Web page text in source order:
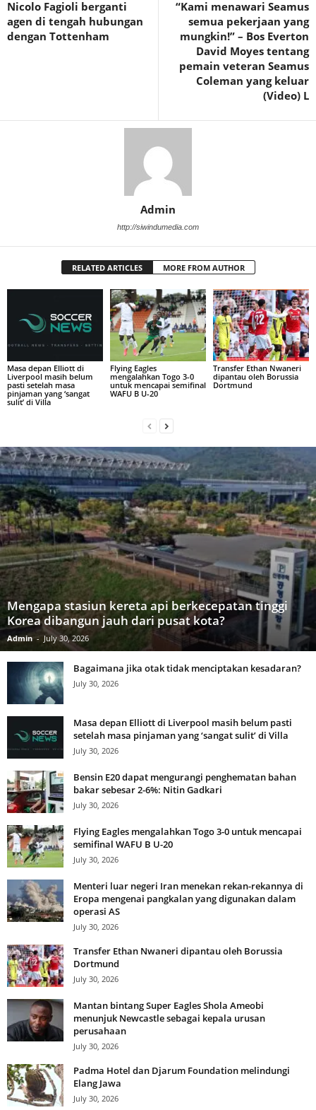
Nicolo Fagioli berganti
agen di tengah hubungan
dengan Tottenham
“Kami menawari Seamus
semua pekerjaan yang
mungkin!” – Bos Everton
David Moyes tentang
pemain veteran Seamus
Coleman yang keluar
(Video) L
Admin
http://siwindumedia.com
RELATED ARTICLES MORE FROM AUTHOR
Masa depan Elliott di
Liverpool masih belum
pasti setelah masa
pinjaman yang ‘sangat
sulit’ di Villa
Flying Eagles
mengalahkan Togo 3-0
untuk mencapai semifinal
WAFU B U-20
Transfer Ethan Nwaneri
dipantau oleh Borussia
Dortmund
Mengapa stasiun kereta api berkecepatan tinggi
Korea dibangun jauh dari pusat kota?
Admin - July 30, 2026
Bagaimana jika otak tidak menciptakan kesadaran?
July 30, 2026
Masa depan Elliott di Liverpool masih belum pasti
setelah masa pinjaman yang ‘sangat sulit’ di Villa
July 30, 2026
Bensin E20 dapat mengurangi penghematan bahan
bakar sebesar 2-6%: Nitin Gadkari
July 30, 2026
Flying Eagles mengalahkan Togo 3-0 untuk mencapai
semifinal WAFU B U-20
July 30, 2026
Menteri luar negeri Iran menekan rekan-rekannya di
Eropa mengenai pangkalan yang digunakan dalam
operasi AS
July 30, 2026
Transfer Ethan Nwaneri dipantau oleh Borussia
Dortmund
July 30, 2026
Mantan bintang Super Eagles Shola Ameobi
menunjuk Newcastle sebagai kepala urusan
perusahaan
July 30, 2026
Padma Hotel dan Djarum Foundation melindungi
Elang Jawa
July 30, 2026